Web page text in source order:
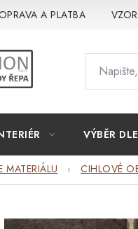
A PLATBA
VÝBĚR
MATERIÁLU CIHLOVÉ